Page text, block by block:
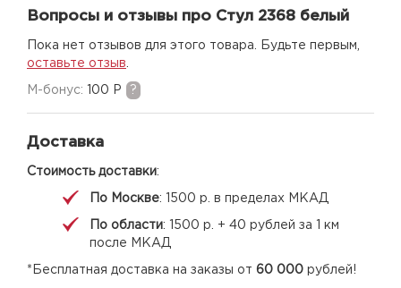
Вопросы и отзывы про Стул 2368 белый
Пока нет отзывов для этого товара. Будьте первым,
оставьте отзыв
M-бонус: 100 Р ?
Доставка
Стоимость доставки:
По Москве: 1500 р. в пределах МКАД
По области: 1500 р. + 40 рублей за 1 км
после МКАД
*Бесплатная доставка на заказы от 60 000 рублей!